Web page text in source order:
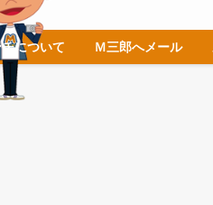
について Ｍ三郎へメール